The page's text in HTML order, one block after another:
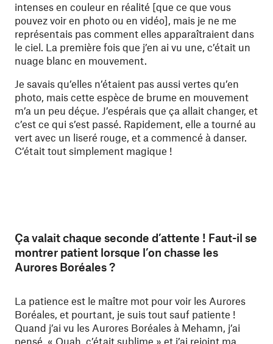
intenses en couleur en réalité [que ce que vous
pouvez voir en photo ou en vidéo], mais je ne me
représentais pas comment elles apparaîtraient dans
le ciel. La première fois que j’en ai vu une, c’était un
nuage blanc en mouvement.
Je savais qu’elles n’étaient pas aussi vertes qu’en
photo, mais cette espèce de brume en mouvement
m’a un peu déçue. J’espérais que ça allait changer, et
c’est ce qui s’est passé. Rapidement, elle a tourné au
vert avec un liseré rouge, et a commencé à danser.
C’était tout simplement magique !
Ça valait chaque seconde d’attente ! Faut-il se
montrer patient lorsque l’on chasse les
Aurores Boréales ?
La patience est le maître mot pour voir les Aurores
Boréales, et pourtant, je suis tout sauf patiente !
Quand j’ai vu les Aurores Boréales à Mehamn, j’ai
pensé, « Ouah, c’était sublime » et j’ai rejoint ma